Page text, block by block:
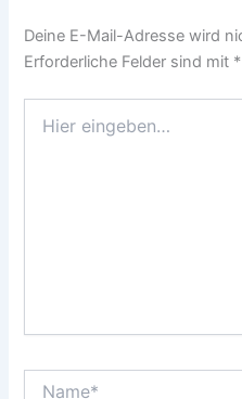
Deine E-Mail-Adresse wird
Erforderliche Felder sind mit *
eingeben…